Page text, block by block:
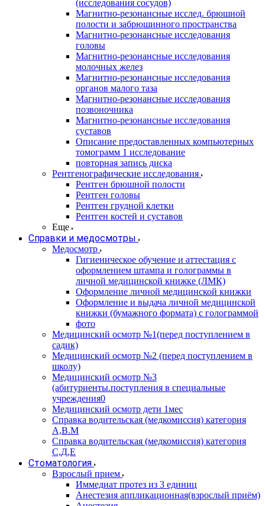
(исследования сосудов)
Магнитно-резонансные исслед. брюшной
полости и забрюшинного пространства
Магнитно-резонансные исследования
головы
Магнитно-резонансные исследования
молочных желез
Магнитно-резонансные исследования
органов малого таза
Магнитно-резонансные исследования
позвоночника
Магнитно-резонансные исследования
суставов
Описание предоставленных компьютерных
томограмм 1 исследование
повторная запись диска
Рентгенографические исследования
Рентген брюшной полости
Рентген головы
Рентген грудной клетки
Рентген костей и суставов
Еще
Справки и медосмотры
Медосмотр
Гигиеническое обучение и аттестация с
оформлением штампа и голограммы в
личной медицинской книжке (ЛМК)
Оформление личной медицинской книжки
Оформление и выдача личной медицинской
книжки (бумажного формата) с голограммой
фото
Медицинский осмотр №1(перед поступлением в
садик)
Медицинский осмотр №2 (перед поступлением в
школу)
Медицинский осмотр №3
(абитуриенты.поступления в специальные
учреждения0
Медицинский осмотр дети 1мес
Справка водительская (медкомиссия) категория
А,В.М
Справка водительская (медкомиссия) категория
С,Д,Е
Стоматология
Взрослый прием
Иммедиат протез из 3 единиц
Анестезия аппликационная(взрослый приём)